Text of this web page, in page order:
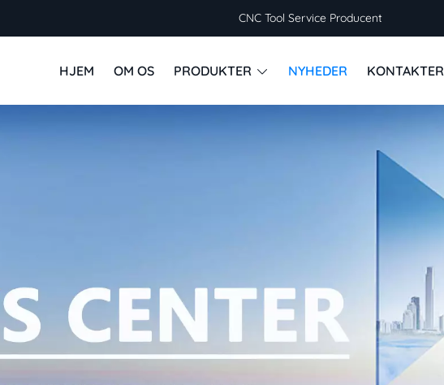
CNC Tool Service Producent
HJEM OM OS PRODUKTER NYHEDER KONTAKTER